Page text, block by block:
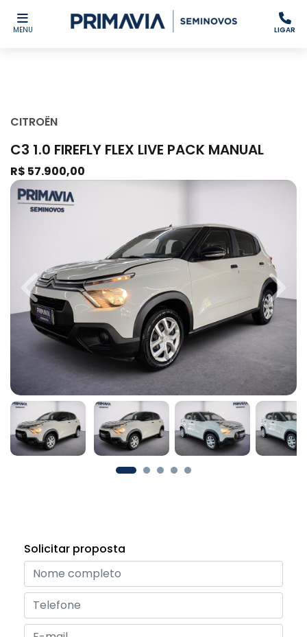
MENU LIGAR
CITROËN
C3 1.0 FIREFLY FLEX LIVE PACK MANUAL
R$ 57.900,00
Previous Next
Solicitar proposta